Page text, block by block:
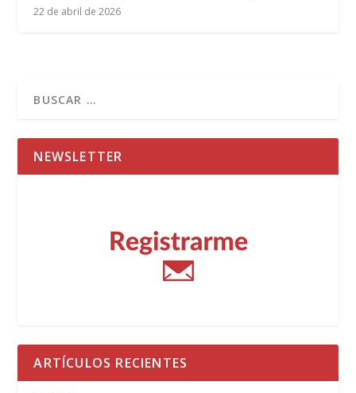
22 de abril de 2026
NEWSLETTER
ARTÍCULOS RECIENTES